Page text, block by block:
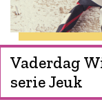
Vaderdag
serie Jeuk